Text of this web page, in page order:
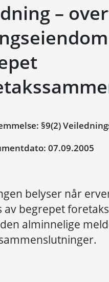
–
§9(2)
07.09.2005
belyser når
av begrepet
alminnelige